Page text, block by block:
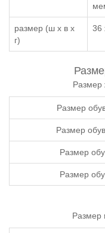
размер (ш x в x
г)
36
Размер
Размер
Размер
Размер
Размер
Размер